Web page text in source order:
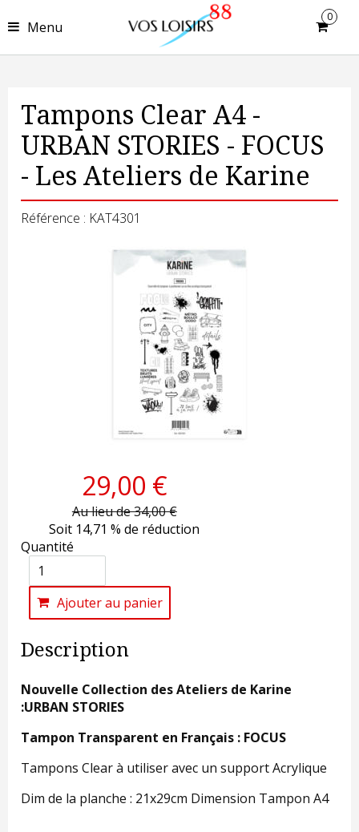
Menu
0
Tampons Clear A4 -
URBAN STORIES - FOCUS
- Les Ateliers de Karine
Référence : KAT4301
29,00 €
Au lieu de 34,00 €
Soit 14,71 % de réduction
Quantité
Ajouter au panier
Description
Nouvelle Collection des Ateliers de Karine
:URBAN STORIES
Tampon Transparent en Français : FOCUS
Tampons Clear à utiliser avec un support Acrylique
Dim de la planche : 21x29cm Dimension Tampon A4